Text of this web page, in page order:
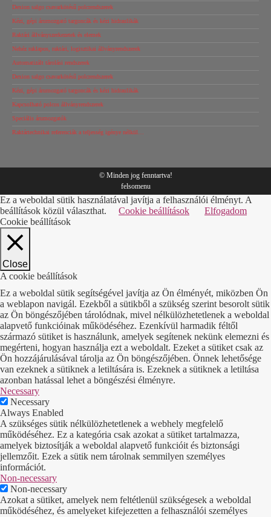
Dexion salgo csavarkötésű polcrendszerek
Kézi, gépi árumozgató targoncák és kézi hidraulikák
Raktári állványszerkezetek és elemek
Nehéz raklapos, raktári, logisztikai állványrendszerek
Automatizált tárolási rendszerek
Dexion salgo csavarkötésű polcrendszerek
Kézi, gépi árumozgató targoncák és kézi hidraulikák
Kapcsolható polcos állványrendszerek
Speciális árumozgatók
Raktártechnikai referenciák a teljesség igénye nélkül…
© Minden jog fenntartva!
felsomenu
Ez a weboldal sütik használatával javítja a felhasználói élményt. A
beállítások közül választhat.
Cookie beállítások
Elfogadom
Cookie beállítások
Close
A cookie beállítások
Ez a weboldal sütik segítségével javítja az Ön élményét, miközben Ön
a weblapon navigál. Ezekből a sütikből a szükség szerint besorolt sütik
az Ön böngészőjében tárolódnak, mivel nélkülözhetetlenek a weboldal
alapvető funkcióinak működéséhez. Ezenkívül harmadik féltől
származó sütiket is használunk, amelyek segítenek nekünk elemezni és
megérteni, hogyan használja ezt a weboldalt. Ezeket a sütiket csak az
Ön hozzájárulásával tárolja az Ön böngészőjében. Önnek lehetősége
van ezeknek a sütiknek a letiltására is. Ezeknek a sütiknek a letiltása
azonban hatással lehet a böngészési élményre.
Necessary
Necessary
Always Enabled
A szükséges sütik nélkülözhetetlenek a webhely megfelelő
működéséhez. Ez a kategória csak azokat a sütiket tartalmazza,
amelyek biztosítják a weboldal alapvető funkcióit és biztonsági
jellemzőit. Ezek a sütik nem tárolnak semmilyen személyes
információt.
Non-necessary
Non-necessary
Azokat a sütiket, amelyek nem feltétlenül szükségesek a weboldal
működéséhez, és amelyeket kifejezetten a felhasználói személyes